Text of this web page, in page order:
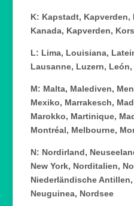
K: Kapstadt,
Kanada, Kapverden,
L: Lima, Louisiana,
Lausanne, Luzern,
M: Malta, Malediven,
Mexiko, Marrakesch,
Marokko, Martinique,
Montréal, Melbourne,
N: Nordirland,
New York, Norditalien,
Niederländische
Neuguinea, Nordsee